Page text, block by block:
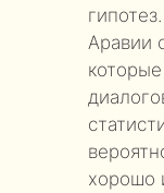
Аравии
хорошо